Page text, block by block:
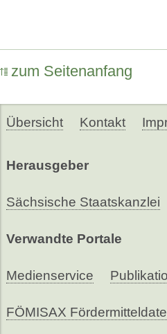
zum Seitenanfang
Übersicht Kontakt
Herausgeber
Sächsische Staatskanzlei
Verwandte Portale
Medienservice
FÖMISAX